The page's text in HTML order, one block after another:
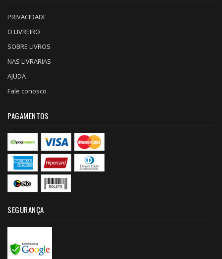
PRIVACIDADE
O LIVREIRO
SOBRE LIVROS
NAS LIVRARIAS
AJUDA
Fale conosco
PAGAMENTOS
SEGURANÇA